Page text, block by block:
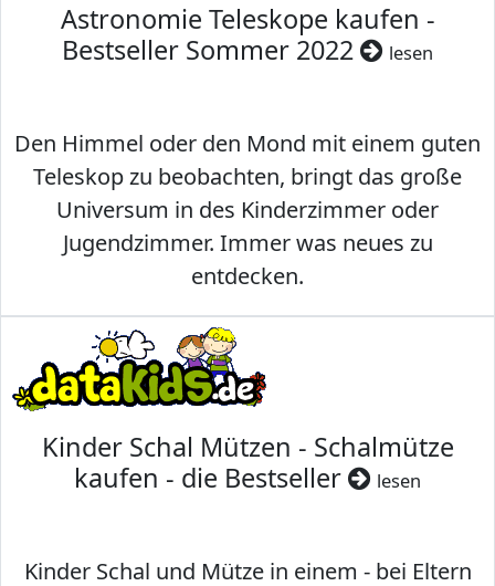
Astronomie Teleskope kaufen -
Bestseller Sommer 2022
lesen
Den Himmel oder den Mond mit einem guten
Teleskop zu beobachten, bringt das große
Universum in des Kinderzimmer oder
Jugendzimmer. Immer was neues zu
entdecken.
Kinder Schal Mützen - Schalmütze
kaufen - die Bestseller
lesen
Kinder Schal und Mütze in einem - bei Eltern